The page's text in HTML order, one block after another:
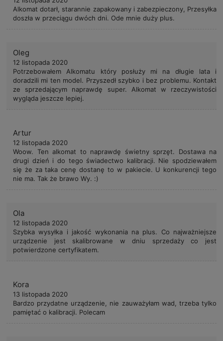
Alkomat dotarł, starannie zapakowany i zabezpieczony, Przesyłka
doszła w przeciągu dwóch dni. Ode mnie duży plus.
Oleg
12 listopada 2020
Potrzebowałem Alkomatu który posłuży mi na długie lata i
doradzili mi ten model. Przyszedł szybko i bez problemu. Kontakt
ze sprzedającym naprawdę super. Alkomat w rzeczywistości
wygląda jeszcze lepiej.
Artur
12 listopada 2020
Woow. Ten alkomat to naprawdę świetny sprzęt. Dostawa na
drugi dzień i do tego świadectwo kalibracji. Nie spodziewałem
się że za taka cenę dostanę to w pakiecie. U konkurencji tego
nie ma. Tak że brawo Wy. :)
Ola
12 listopada 2020
Szybka wysyłka i jakość wykonania na plus. Co najważniejsze
urządzenie jest skalibrowane w dniu sprzedaży co jest
potwierdzone certyfikatem.
Kora
13 listopada 2020
Bardzo przydatne urządzenie, nie zauważyłam wad, trzeba tylko
pamiętać o kalibracji. Polecam